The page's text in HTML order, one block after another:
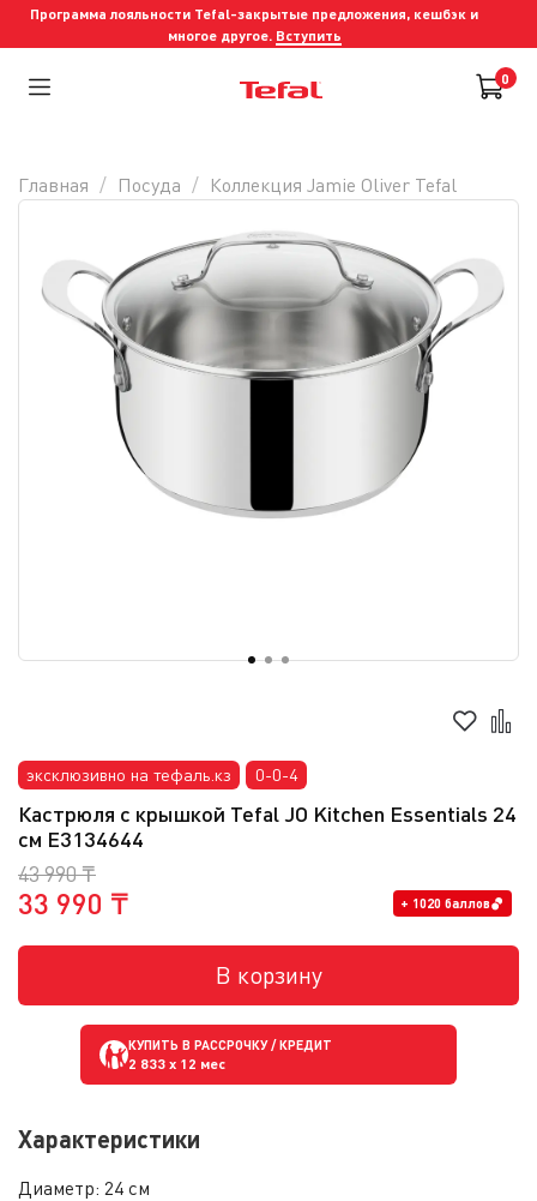
Программа лояльности Tefal-закрытые предложения, кешбэк и
многое другое. Вступить
0
эксклюзивно на тефаль.кз 0-0-4
Кастрюля с крышкой Tefal JO Kitchen Essentials 24
см E3134644
43 990 ₸
33 990 ₸ + 1020 баллов
В корзину
КУПИТЬ В РАССРОЧКУ / КРЕДИТ
2 833 x 12 мес
Характеристики
Диаметр: 24 см
Главная Посуда Коллекция Jamie Oliver Tefal